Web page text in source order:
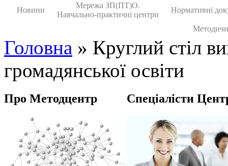
Новини
Мережа ЗП(ПТ)О.
Навчально-практичні центри
Нормативні
Головна » Круглий стіл
громадянської освіти
Про Методцентр Спеціалісти